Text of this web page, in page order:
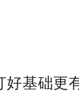
好基础更